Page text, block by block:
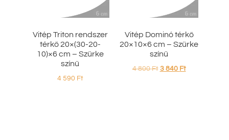
Vitép Triton rendszer
térkő 20×(30-20-
10)×6 cm – Szürke
színű
4 590 Ft
Vitép Dominó térkő
20×10×6 cm – Szürke
színű
4 800Ft 3 840 Ft